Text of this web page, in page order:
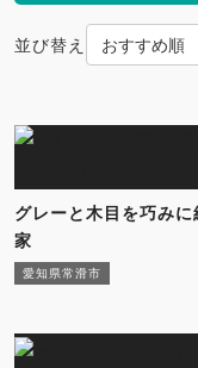
並び替え
グレーと木目を巧み
家
愛知県常滑市